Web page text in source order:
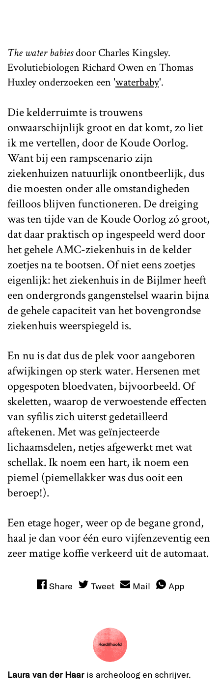
The water babiesdoor Charles Kingsley.
Evolutiebiologen Richard Owen en Thomas
Huxley onderzoeken een 'waterbaby'.
Die kelderruimte is trouwens
onwaarschijnlijk groot en dat komt, zo liet
ik me vertellen, door de Koude Oorlog.
Want bij een rampscenario zijn
ziekenhuizen natuurlijk onontbeerlijk, dus
die moesten onder alle omstandigheden
feilloos blijven functioneren. De dreiging
was ten tijde van de Koude Oorlog zó groot,
dat daar praktisch op ingespeeld werd door
het gehele AMC-ziekenhuis in de kelder
zoetjes na te bootsen. Of niet eens zoetjes
eigenlijk: het ziekenhuis in de Bijlmer heeft
een ondergronds gangenstelsel waarin bijna
de gehele capaciteit van het bovengrondse
ziekenhuis weerspiegeld is.
En nu is dat dus de plek voor aangeboren
afwijkingen op sterk water. Hersenen met
opgespoten bloedvaten, bijvoorbeeld. Of
skeletten, waarop de verwoestende effecten
van syfilis zich uiterst gedetailleerd
aftekenen. Met was geïnjecteerde
lichaamsdelen, netjes afgewerkt met wat
schellak. Ik noem een hart, ik noem een
piemel (piemellakker was dus ooit een
beroep!).
Een etage hoger, weer op de begane grond,
haal je dan voor één euro vijfenzeventig een
zeer matige koffie verkeerd uit de automaat.
Share Tweet Mail App
Laura van der Haaris archeoloog en schrijver.